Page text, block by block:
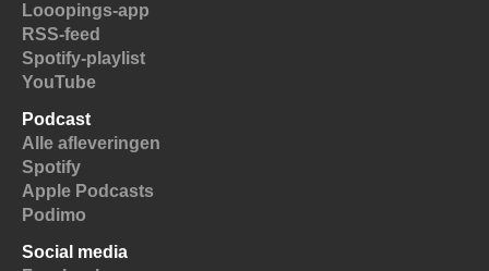
Looopings-app
RSS-feed
Spotify-playlist
YouTube
Podcast
Alle afleveringen
Spotify
Apple Podcasts
Podimo
Social media